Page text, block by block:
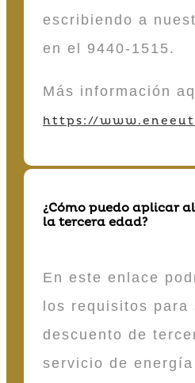
escribiendo a
en el 9440-1515.
Más información
https://
¿Cómo puedo aplicar
la tercera edad?
En este enlace
los requisitos para
descuento de
servicio de